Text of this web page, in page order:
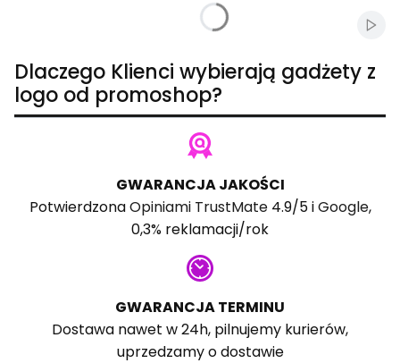
Dlaczego Klienci wybierają gadżety z
logo od promoshop?
GWARANCJA JAKOŚCI
PotwierdzonaOpiniami TrustMate4.9/5 iGoogle,
0,3% reklamacji/rok
GWARANCJA TERMINU
Dostawa nawet w 24h, pilnujemy kurierów,
uprzedzamy o dostawie